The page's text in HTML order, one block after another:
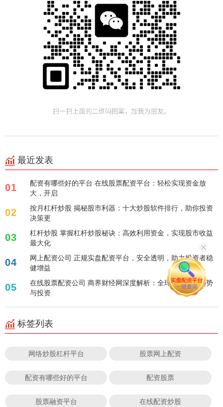
最近发表
01
配资有哪些好的平台 在线股票配资平台：轻松实现资金放
大，开启
02
按月杠杆炒股 揭秘股市利器：十大炒股软件排行，助你投资
决策更
03
杠杆炒股 掌握杠杆炒股秘诀：高效利用资金，实现股市收益
最大化
04
网上配资公司 正规实盘配资平台，安全透明，助力投资者稳
健增益
05
在线股票配资公司 商界财经网深度解析：全球金融市场趋势
与投资
标签列表
网络炒股杠杆平台 股票网上配资
配资有哪些好的平台 配资股票
股票融资平台 在线配资炒股